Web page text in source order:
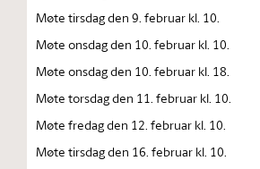
Møte tirsdag den 9. februar kl. 10.
Møte onsdag den 10. februar kl. 10.
Møte onsdag den 10. februar kl. 18.
Møte torsdag den 11. februar kl. 10.
Møte fredag den 12. februar kl. 10.
Møte tirsdag den 16. februar kl. 10.